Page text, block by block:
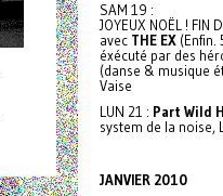
SAM 19 :
JOYEUX NOËL ! FIN
avec THE EX
éxécuté par des
(danse & musique
Vaise
LUN 21 : Part Wild
system de la noise,
JANVIER 2010